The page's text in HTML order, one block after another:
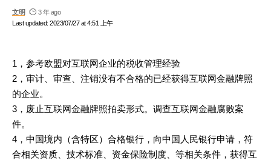
Last updated: 2023/07/27 at 4:51 上午
文明 3 年 ago
1，参考欧盟对互联网企业的税收管理经验
2，审计、审查、注销没有不合格的已经获得互联网金融牌照
的企业。
3，废止互联网金融牌照拍卖形式。调查互联网金融腐败案
件。
4，中国境内（含特区）合格银行，向中国人民银行申请，符
合相关资质、技术标准、资金保险制度、等相关条件，获得互